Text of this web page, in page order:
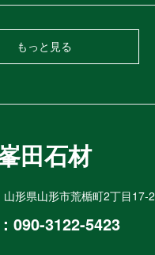
もっと見る
田石材
形県山形市荒楯町2丁目17-2
090-3122-5423